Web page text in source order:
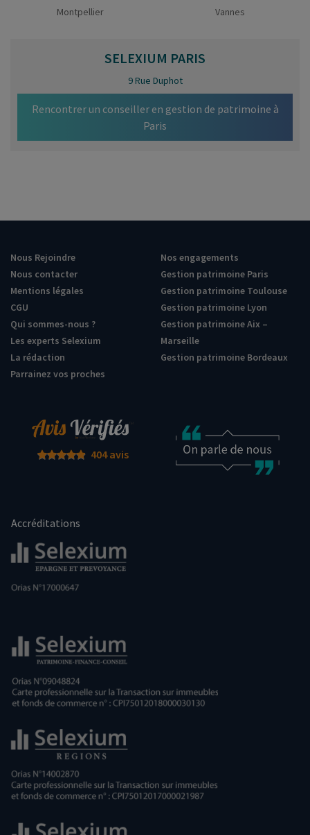
Montpellier
Vannes
SELEXIUM PARIS
9 Rue Duphot
Rencontrer un conseiller en gestion de patrimoine à
Paris
Nous Rejoindre
Nous contacter
Mentions légales
CGU
Qui sommes-nous ?
Les experts Selexium
La rédaction
Parrainez vos proches
Nos engagements
Gestion patrimoine Paris
Gestion patrimoine Toulouse
Gestion patrimoine Lyon
Gestion patrimoine Aix –
Marseille
Gestion patrimoine Bordeaux
404 avis
Accréditations